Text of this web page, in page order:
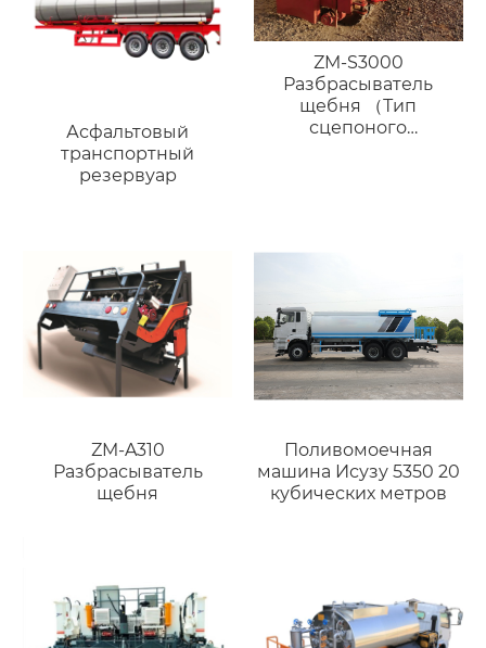
Асфальтовый
транспортный
резервуар
ZM-S3000
Разбрасыватель
щебня （Тип
сцепоного
ZM-A310
Разбрасыватель
щебня
Поливомоечная
машина Исузу 5350 20
кубических метров